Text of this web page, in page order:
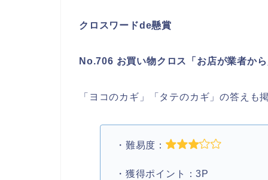
クロスワードde懸賞
No.706 お買い物クロス「お店が業者か
「ヨコのカギ」「タテのカギ」の答え
・難易度：
・獲得ポイント：3P